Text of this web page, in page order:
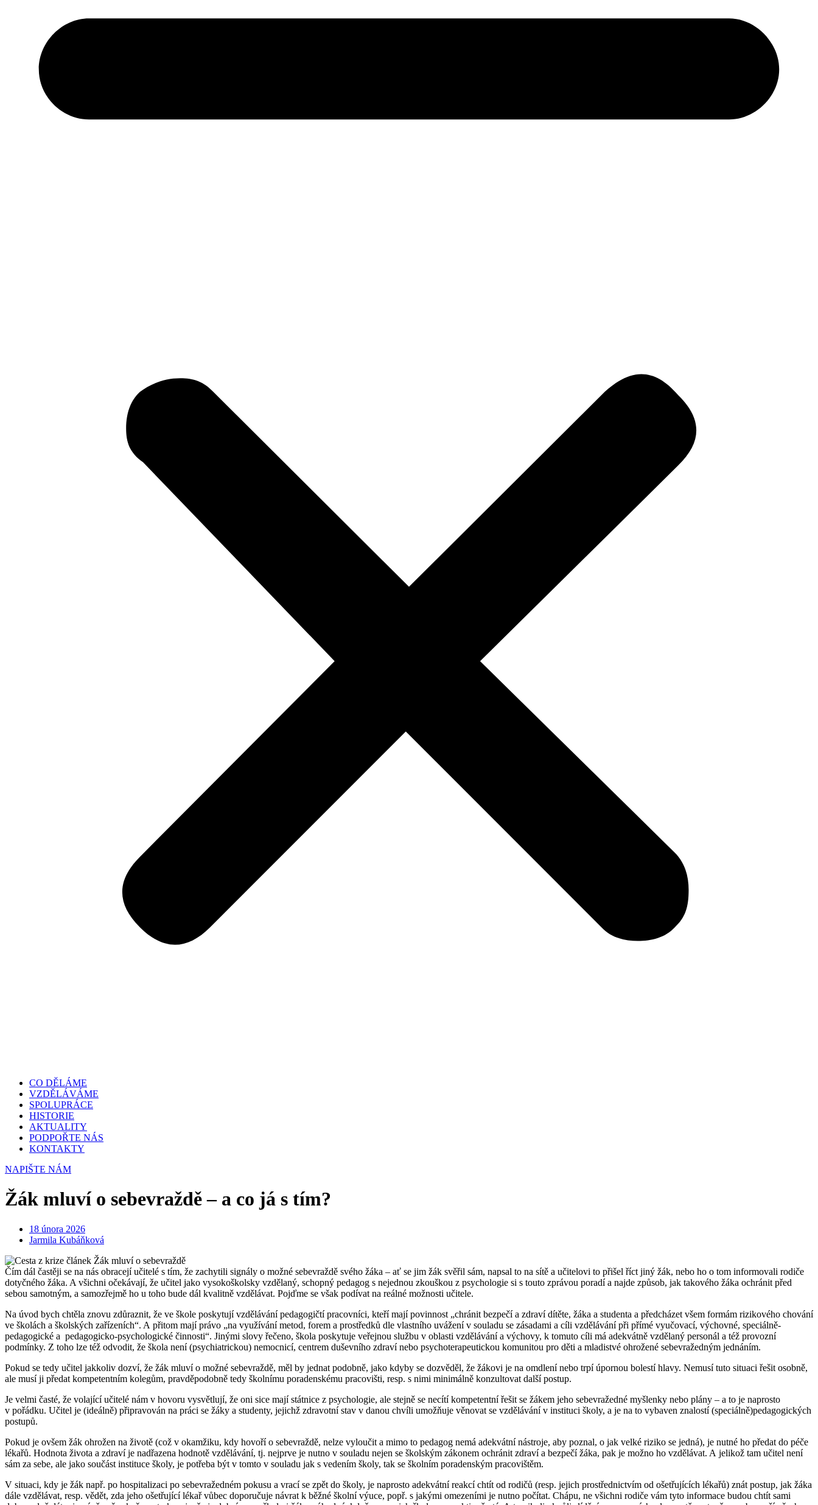
CO DĚLÁME
VZDĚLÁVÁME
SPOLUPRÁCE
HISTORIE
AKTUALITY
PODPOŘTE NÁS
KONTAKTY
NAPIŠTE NÁM
Žák mluví o sebevraždě – a co já s tím?
18 února 2026
Jarmila Kubáňková
Čím dál častěji se na nás obracejí učitelé s tím, že zachytili signály o možné sebevraždě svého žáka – ať se jim žák svěřil sám, napsal to na sítě a učitelovi to přišel říct jiný žák, nebo ho o tom informovali rodiče
dotyčného žáka. A všichni očekávají, že učitel jako vysokoškolsky vzdělaný, schopný pedagog s nejednou zkouškou z psychologie si s touto zprávou poradí a najde způsob, jak takového žáka ochránit před
sebou samotným, a samozřejmě ho u toho bude dál kvalitně vzdělávat. Pojďme se však podívat na reálné možnosti učitele.
Na úvod bych chtěla znovu zdůraznit, že ve škole poskytují vzdělávání pedagogičtí pracovníci, kteří mají povinnost „chránit bezpečí a zdraví dítěte, žáka a studenta a předcházet všem formám rizikového chování
ve školách a školských zařízeních“. A přitom mají právo „na využívání metod, forem a prostředků dle vlastního uvážení v souladu se zásadami a cíli vzdělávání při přímé vyučovací, výchovné, speciálně-
pedagogické a pedagogicko-psychologické činnosti“. Jinými slovy řečeno, škola poskytuje veřejnou službu v oblasti vzdělávání a výchovy, k tomuto cíli má adekvátně vzdělaný personál a též provozní
podmínky. Z toho lze též odvodit, že škola není (psychiatrickou) nemocnicí, centrem duševního zdraví nebo psychoterapeutickou komunitou pro děti a mladistvé ohrožené sebevražedným jednáním.
Pokud se tedy učitel jakkoliv dozví, že žák mluví o možné sebevraždě, měl by jednat podobně, jako kdyby se dozvěděl, že žákovi je na omdlení nebo trpí úpornou bolestí hlavy. Nemusí tuto situaci řešit osobně,
ale musí ji předat kompetentním kolegům, pravděpodobně tedy školnímu poradenskému pracovišti, resp. s nimi minimálně konzultovat další postup.
Je velmi časté, že volající učitelé nám v hovoru vysvětlují, že oni sice mají státnice z psychologie, ale stejně se necítí kompetentní řešit se žákem jeho sebevražedné myšlenky nebo plány – a to je naprosto
v pořádku. Učitel je (ideálně) připravován na práci se žáky a studenty, jejichž zdravotní stav v danou chvíli umožňuje věnovat se vzdělávání v instituci školy, a je na to vybaven znalostí (speciálně)pedagogických
postupů.
Pokud je ovšem žák ohrožen na životě (což v okamžiku, kdy hovoří o sebevraždě, nelze vyloučit a mimo to pedagog nemá adekvátní nástroje, aby poznal, o jak velké riziko se jedná), je nutné ho předat do péče
lékařů. Hodnota života a zdraví je nadřazena hodnotě vzdělávání, tj. nejprve je nutno v souladu nejen se školským zákonem ochránit zdraví a bezpečí žáka, pak je možno ho vzdělávat. A jelikož tam učitel není
sám za sebe, ale jako součást instituce školy, je potřeba být v tomto v souladu jak s vedením školy, tak se školním poradenským pracovištěm.
V situaci, kdy je žák např. po hospitalizaci po sebevražedném pokusu a vrací se zpět do školy, je naprosto adekvátní reakcí chtít od rodičů (resp. jejich prostřednictvím od ošetřujících lékařů) znát postup, jak žáka
dále vzdělávat, resp. vědět, zda jeho ošetřující lékař vůbec doporučuje návrat k běžné školní výuce, popř. s jakými omezeními je nutno počítat. Chápu, ne všichni rodiče vám tyto informace budou chtít sami